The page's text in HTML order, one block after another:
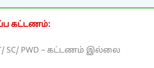
கட்டணம்:
SC/ PWD – கட்டணம் இல்லை